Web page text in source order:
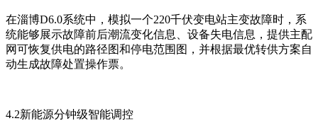
在淄博D6.0系统中，模拟一个220千伏变电站主变故障时，系
统能够展示故障前后潮流变化信息、设备失电信息，提供主配
网可恢复供电的路径图和停电范围图，并根据最优转供方案自
动生成故障处置操作票。
4.2新能源分钟级智能调控